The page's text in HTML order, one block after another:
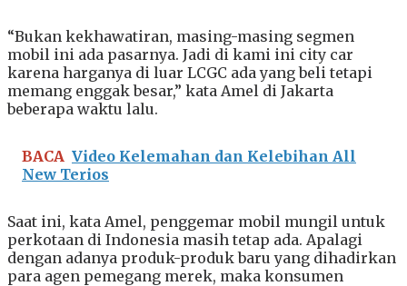
“Bukan kekhawatiran, masing-masing segmen
mobil ini ada pasarnya. Jadi di kami ini city car
karena harganya di luar LCGC ada yang beli tetapi
memang enggak besar,” kata Amel di Jakarta
beberapa waktu lalu.
BACA Video Kelemahan dan Kelebihan All
New Terios
Saat ini, kata Amel, penggemar mobil mungil untuk
perkotaan di Indonesia masih tetap ada. Apalagi
dengan adanya produk-produk baru yang dihadirkan
para agen pemegang merek, maka konsumen